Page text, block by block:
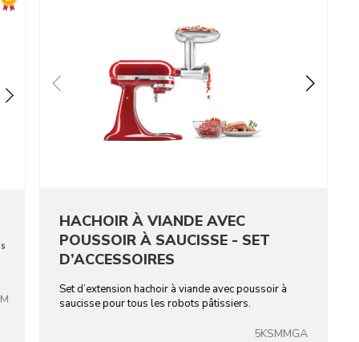
HACHOIR À VIANDE AVEC
POUSSOIR À SAUCISSE - SET
D’ACCESSOIRES
Set d’extension hachoir à viande avec poussoir à
saucisse pour tous les robots pâtissiers.
5KSMMGA